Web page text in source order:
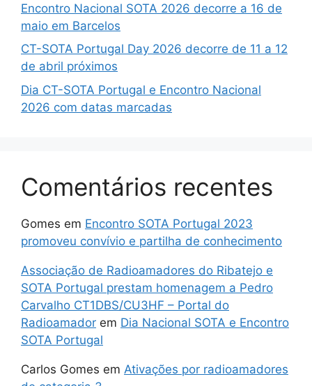
Encontro Nacional SOTA 2026 decorre a 16 de
maio em Barcelos
CT-SOTA Portugal Day 2026 decorre de 11 a 12
de abril próximos
Dia CT-SOTA Portugal e Encontro Nacional
2026 com datas marcadas
Comentários recentes
Gomes em Encontro SOTA Portugal 2023
promoveu convívio e partilha de conhecimento
Associação de Radioamadores do Ribatejo e
SOTA Portugal prestam homenagem a Pedro
Carvalho CT1DBS/CU3HF – Portal do
Radioamador em Dia Nacional SOTA e Encontro
SOTA Portugal
Carlos Gomes em Ativações por radioamadores